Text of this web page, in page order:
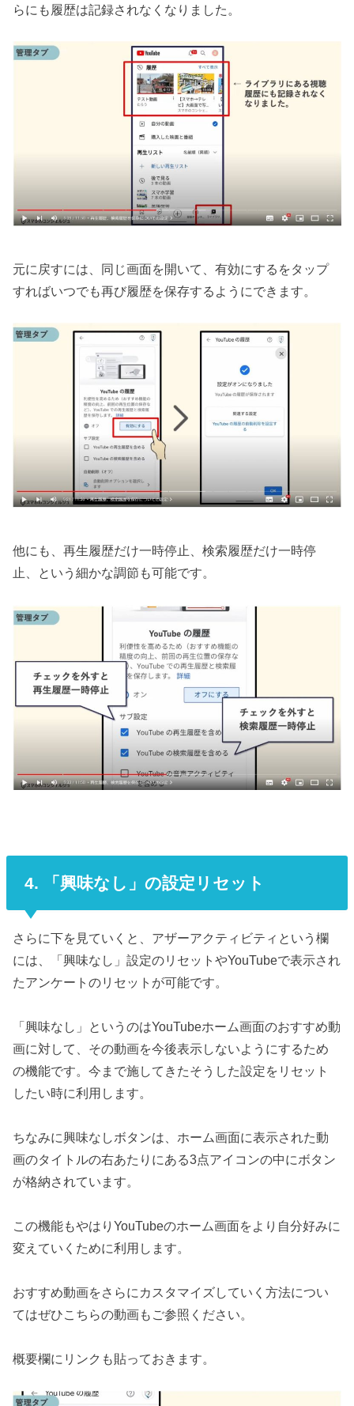
らにも履歴は記録されなくなりました。
元に戻すには、同じ画面を開いて、有効にするをタップ
すればいつでも再び履歴を保存するようにできます。
他にも、再生履歴だけ一時停止、検索履歴だけ一時停
止、という細かな調節も可能です。
4. 「興味なし」の設定リセット
さらに下を見ていくと、アザーアクティビティという欄
には、「興味なし」設定のリセットやYouTubeで表示され
たアンケートのリセットが可能です。
「興味なし」というのはYouTubeホーム画面のおすすめ動
画に対して、その動画を今後表示しないようにするため
の機能です。今まで施してきたそうした設定をリセット
したい時に利用します。
ちなみに興味なしボタンは、ホーム画面に表示された動
画のタイトルの右あたりにある3点アイコンの中にボタン
が格納されています。
この機能もやはりYouTubeのホーム画面をより自分好みに
変えていくために利用します。
おすすめ動画をさらにカスタマイズしていく方法につい
てはぜひこちらの動画もご参照ください。
概要欄にリンクも貼っておきます。